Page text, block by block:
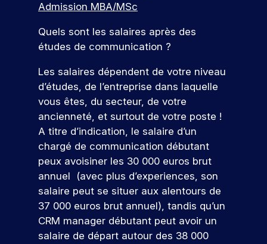
Admission MBA/MSc
Quels sont les salaires après des
études de communication ?
Les salaires dépendent de votre niveau
d’études, de l’entreprise dans laquelle
vous êtes, du secteur, de votre
ancienneté, et surtout de votre poste !
A titre d’indication, le salaire d’un
chargé de communication débutant
peux avoisiner les 30 000 euros brut
annuel (avec plus d’experiences, son
salaire peut se situer aux alentours de
37 000 euros brut annuel), tandis qu’un
CRM manager débutant peut avoir un
salaire de départ autour des 38 000